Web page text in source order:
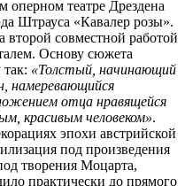
оперном театре Дрездена
Штрауса «Кавалер розы».
второй совместной работой
Основу сюжета
«Толстый, начинающий
намеревающийся
отца нравящейся
красивым человеком».
эпохи австрийской
под произведения
творения Моцарта,
практически до прямого